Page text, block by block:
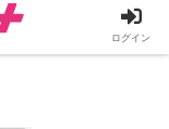
ログイン